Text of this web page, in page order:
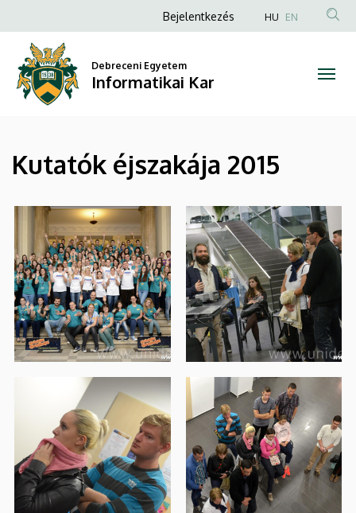
Informatikai
Kar
a
tartalomra
Anonim
fiók
menüje
Bejelentkezés HU EN
Debreceni Egyetem
Informatikai Kar
Kutatók éjszakája 2015